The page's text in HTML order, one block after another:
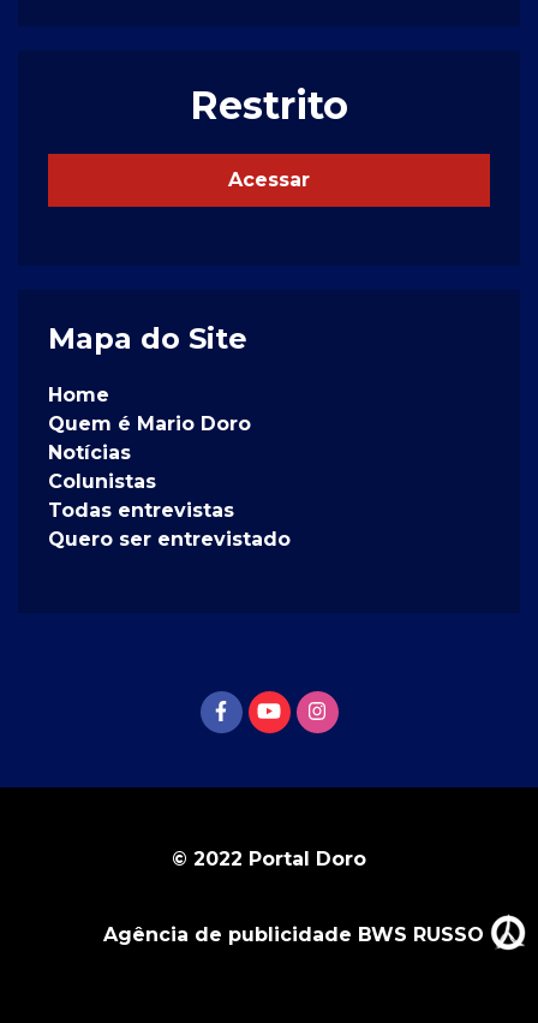
Restrito
Acessar
Mapa do Site
Home
Quem é Mario Doro
Notícias
Colunistas
Todas entrevistas
Quero ser entrevistado
© 2022 Portal Doro
Agência de publicidade BWS RUSSO